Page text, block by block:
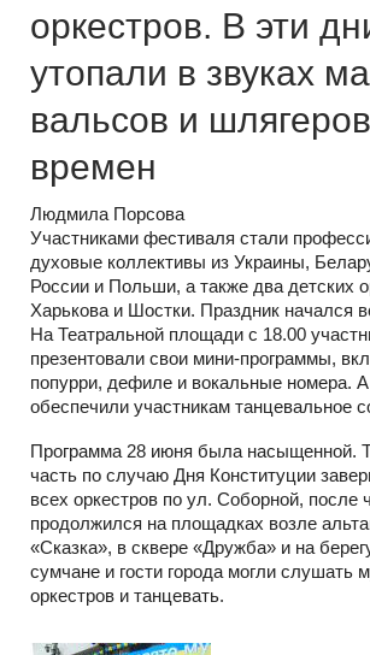
оркестров. В эти
утопали в звуках
вальсов и
времен
Людмила Порсова
Участниками фестиваля стали
духовые коллективы из Украины,
России и Польши, а также два детских
Харькова и Шостки. Праздник начался
На Театральной площади с 18.00
презентовали свои мини-программы,
попурри, дефиле и вокальные номера.
обеспечили участникам танцевальное
Программа 28 июня была насыщенной.
часть по случаю Дня Конституции
всех оркестров по ул. Соборной, после
продолжился на площадках возле
«Сказка», в сквере «Дружба» и на
сумчане и гости города могли слушать
оркестров и танцевать.